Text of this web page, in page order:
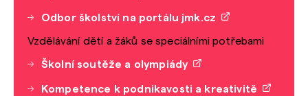
Odbor školství na portálu jmk.cz
Vzdělávání dětí a žáků se speciálními potřebami
Školní soutěže a olympiády
Kompetence k podnikavosti a kreativitě